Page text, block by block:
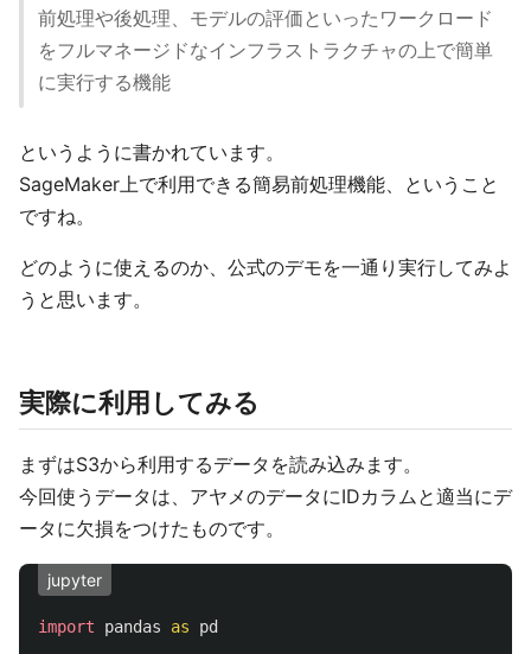
前処理や後処理、モデルの評価といったワークロード
をフルマネージドなインフラストラクチャの上で簡単
に実行する機能
というように書かれています。
SageMaker上で利用できる簡易前処理機能、ということ
ですね。
どのように使えるのか、公式のデモを一通り実行してみよ
うと思います。
実際に利用してみる
まずはS3から利用するデータを読み込みます。
今回使うデータは、アヤメのデータにIDカラムと適当にデ
ータに欠損をつけたものです。
jupyter
import pandas as pd